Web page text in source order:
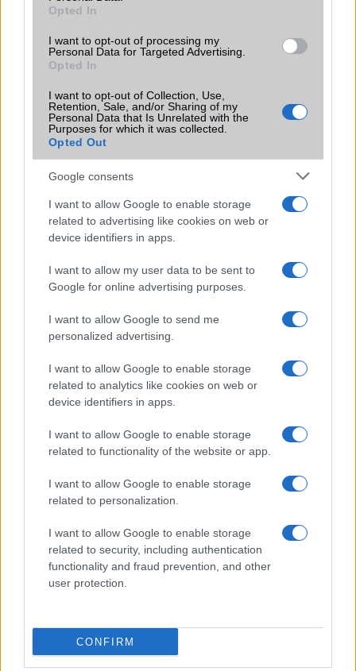
Opted In
I want to opt-out of processing my
Personal Data for Targeted Advertising.
Opted In
I want to opt-out of Collection, Use,
Retention, Sale, and/or Sharing of my
Personal Data that Is Unrelated with the
Purposes for which it was collected.
Opted Out
Google consents
I want to allow Google to enable storage
related to advertising like cookies on web or
device identifiers in apps.
I want to allow my user data to be sent to
Google for online advertising purposes.
I want to allow Google to send me
personalized advertising.
I want to allow Google to enable storage
related to analytics like cookies on web or
device identifiers in apps.
I want to allow Google to enable storage
related to functionality of the website or app.
I want to allow Google to enable storage
related to personalization.
I want to allow Google to enable storage
related to security, including authentication
functionality and fraud prevention, and other
user protection.
CONFIRM
Motorola Moto X: egy kis ráncfelvarrás
További hírek
LEGOLVASOTTABBAK
Számos népszerű Samsung Galaxy készülék kimarad a One
UI 9 frissítésből – itt a lista az érintett modellekről
iPhone 18 bemutató dátum - ekkor rántja le a leplet az
Apple az új csúcsmobilokról
Az Android rejtett automatizmusai: hat funkció, amely
Ez a rejtett Samsung funkció teljesen megváltoztatja a
Nem biztos, hogy érdemes kivárni az iPhone 18 Prot
A Galaxy S25 is megkaphatja a Galaxy S26 egyik legjobb
kamerás funkcióját
Élőképeken a Dark Cherry színű iPhone 18 Pro Max!
Itt a vég a Galaxy S23 széria számára: a One UI 9 lehet az
utolsó nagy frissítés
További hírek
Mennyibe kerül
Keressen a telefonboltok ajánlatai között!